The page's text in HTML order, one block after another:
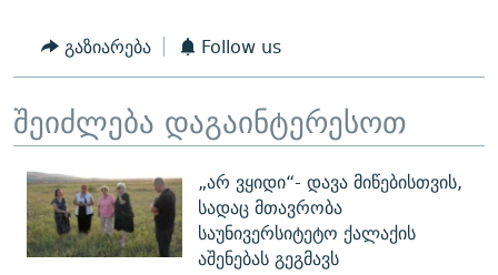
გაზიარება Follow us
შეიძლება დაგაინტერესოთ
„არ ვყიდი“- დავა მიწებისთვის,
სადაც მთავრობა
საუნივერსიტეტო ქალაქის
აშენებას გეგმავს